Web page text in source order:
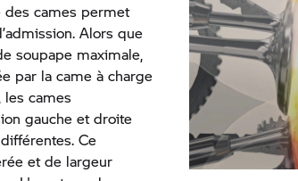
cames permet
Alors que
soupape maximale,
par la came à charge
les cames
gauche et droite
Ce
et de largeur